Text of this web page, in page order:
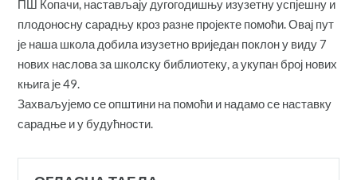
ПШ Копачи, настављају дугогодишњу изузетну успјешну и
плодоносну сарадњу кроз разне пројекте помоћи. Овај пут
је наша школа добила изузетно вриједан поклон у виду 7
нових наслова за школску библиотеку, а укупан број нових
књига је 49.
Захваљујемо се општини на помоћи и надамо се наставку
сарадње и у будућности.